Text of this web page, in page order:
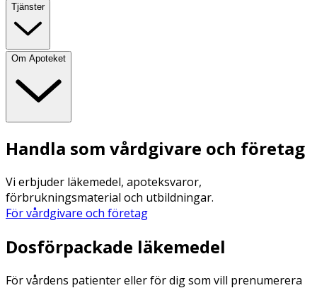
Tjänster
Om Apoteket
Handla som vårdgivare och företag
Vi erbjuder läkemedel, apoteksvaror,
förbrukningsmaterial och utbildningar.
För vårdgivare och företag
Dosförpackade läkemedel
För vårdens patienter eller för dig som vill prenumerera